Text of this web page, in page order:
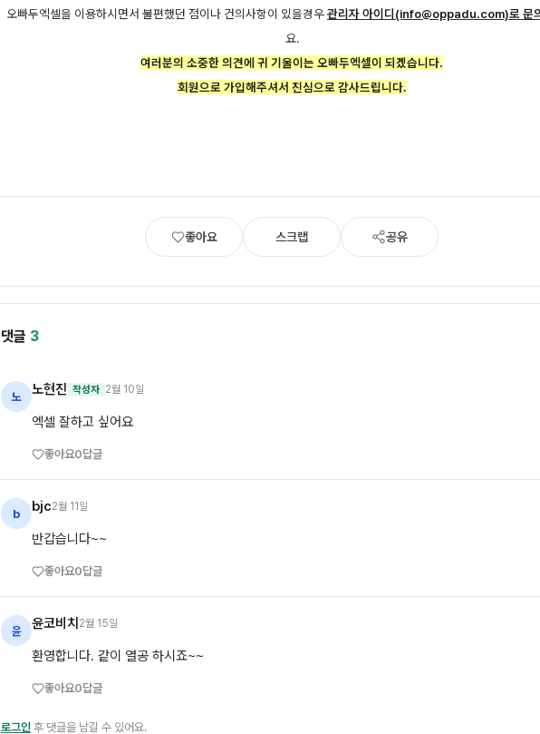
오빠두엑셀을 이용하시면서 불편했던 점이나 건의사항이 있을경우관리자 아이디(info@oppadu.com)로 문
요.
여러분의 소중한 의견에 귀 기울이는 오빠두엑셀이 되겠습니다.
회원으로 가입해주셔서 진심으로 감사드립니다.
좋아요 스크랩 공유
댓글 3
노 노현진 작성자 2월 10일
엑셀 잘하고 싶어요
좋아요0답글
b bjc2월 11일
반갑습니다~~
좋아요0답글
윤 윤코비치 2월 15일
환영합니다. 같이 열공 하시죠~~
좋아요0답글
로그인 후 댓글을 남길 수 있어요.